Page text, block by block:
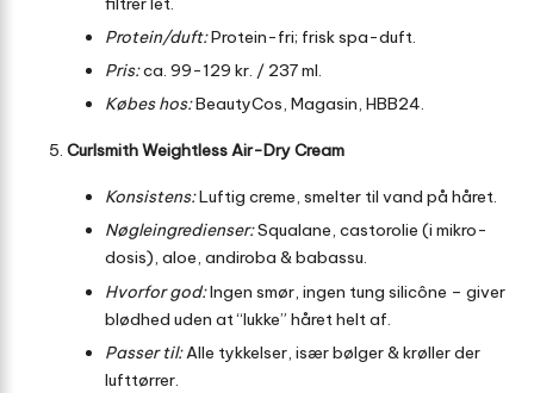
Protein/duft:Protein-fri; frisk spa-duft.
Pris:ca. 99-129 kr. / 237 ml.
Købes hos:BeautyCos, Magasin, HBB24.
Curlsmith Weightless Air-Dry Cream
Konsistens:Luftig creme, smelter til vand på håret.
Nøgleingredienser:Squalane, castorolie (i mikro-
dosis), aloe, andiroba & babassu.
Hvorfor god:Ingen smør, ingen tung silicône – giver
blødhed uden at “lukke” håret helt af.
Passer til:Alle tykkelser, især bølger & krøller der
lufttørrer.